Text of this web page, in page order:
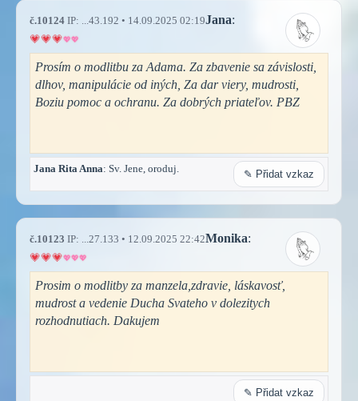
č.10124 IP: ...43.192 • 14.09.2025 02:19Jana:
Prosím o modlitbu za Adama. Za zbavenie sa závislosti,
dlhov, manipulácie od iných, Za dar viery, mudrosti,
Boziu pomoc a ochranu. Za dobrých priateľov. PBZ
Jana Rita Anna: Sv. Jene, oroduj. ✎ Přidat vzkaz
č.10123 IP: ...27.133 • 12.09.2025 22:42Monika:
Prosim o modlitby za manzela,zdravie, láskavosť,
mudrost a vedenie Ducha Svateho v dolezitych
rozhodnutiach. Dakujem
✎ Přidat vzkaz